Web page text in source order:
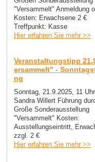
"Versammelt" Anmeldung
Kosten: Erwachsene 2 €
Treffpunkt: Kasse
Hier erfahren Sie mehr >>
Veranstaltungstipp
ersammelt" -
ng
Sonntag, 21.9.2025, 11
Sandra Willert Führung
Große Sonderausstellung
"Versammelt" Kosten:
Ausstellungseintritt,
zzgl. 2 €
Hier erfahren Sie mehr >>